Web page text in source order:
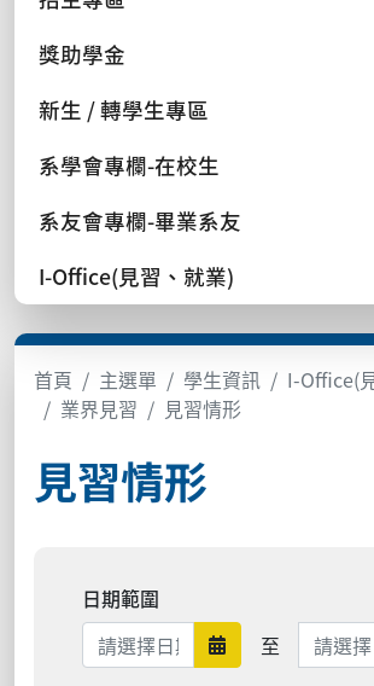
獎助學金
新生 / 轉學生專區
系學會專欄-在校生
系友會專欄-畢業系友
I-Office(見習、就業)
首頁 主選單 學生資訊
I-Office(
業界見習
見習情形
見習情形
日期範圍
日期範圍開始
至 日期範